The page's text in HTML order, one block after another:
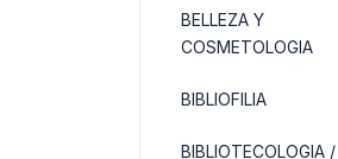
BELLEZA Y
COSMETOLOGIA
BIBLIOFILIA
BIBLIOTECOLOGIA /